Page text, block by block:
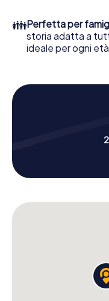
👪Perfetta per
storia adatta a
ideale per ogni età.